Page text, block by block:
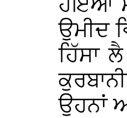
ਹੋਇਆ
ਉਮੀਦ
ਹਿੱਸਾ
ਉਹਨਾਂ